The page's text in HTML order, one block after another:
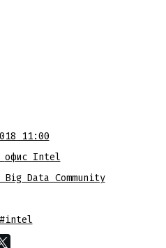
11:00
офис Intel
Big Data Community
#intel